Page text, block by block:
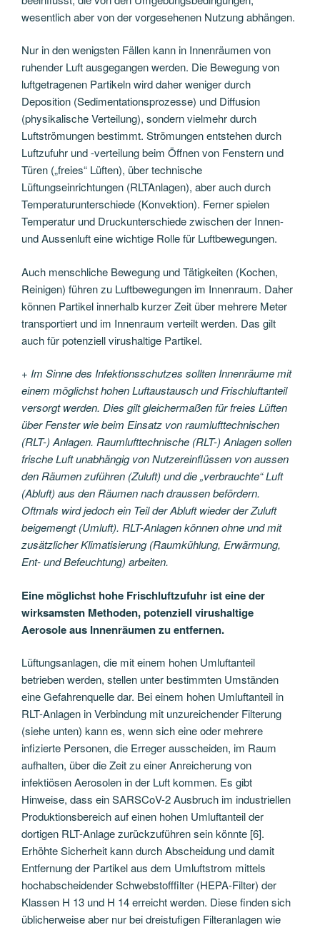
wesentlich aber von der vorgesehenen Nutzung abhängen.
Nur in den wenigsten Fällen kann in Innenräumen von
ruhender Luft ausgegangen werden. Die Bewegung von
luftgetragenen Partikeln wird daher weniger durch
Deposition (Sedimentationsprozesse) und Diffusion
(physikalische Verteilung), sondern vielmehr durch
Luftströmungen bestimmt. Strömungen entstehen durch
Luftzufuhr und -verteilung beim Öffnen von Fenstern und
Türen („freies“ Lüften), über technische
Lüftungseinrichtungen (RLTAnlagen), aber auch durch
Temperaturunterschiede (Konvektion). Ferner spielen
Temperatur und Druckunterschiede zwischen der Innen-
und Aussenluft eine wichtige Rolle für Luftbewegungen.
Auch menschliche Bewegung und Tätigkeiten (Kochen,
Reinigen) führen zu Luftbewegungen im Innenraum. Daher
können Partikel innerhalb kurzer Zeit über mehrere Meter
transportiert und im Innenraum verteilt werden. Das gilt
auch für potenziell virushaltige Partikel.
+ Im Sinne des Infektionsschutzes sollten Innenräume mit
einem möglichst hohen Luftaustausch und Frischluftanteil
versorgt werden. Dies gilt gleichermaßen für freies Lüften
über Fenster wie beim Einsatz von raumlufttechnischen
(RLT-) Anlagen. Raumlufttechnische (RLT-) Anlagen sollen
frische Luft unabhängig von Nutzereinflüssen vonaussen
den Räumen zuführen (Zuluft) und die „verbrauchte“ Luft
(Abluft) aus den Räumen nach draussen befördern.
Oftmals wird jedoch ein Teil der Abluft wieder der Zuluft
beigemengt (Umluft). RLT-Anlagen können ohne und mit
zusätzlicher Klimatisierung (Raumkühlung, Erwärmung,
Ent- und Befeuchtung) arbeiten.
Eine möglichst hohe Frischluftzufuhr ist eine der
wirksamsten Methoden, potenziell virushaltige
Aerosole aus Innenräumen zu entfernen.
Lüftungsanlagen, die mit einem hohen Umluftanteil
betrieben werden, stellen unter bestimmten Umständen
eine Gefahrenquelle dar. Bei einem hohen Umluftanteil in
RLT-Anlagen in Verbindung mit unzureichender Filterung
(siehe unten) kann es, wenn sich eine oder mehrere
infizierte Personen, die Erreger ausscheiden, im Raum
aufhalten, über die Zeit zu einer Anreicherung von
infektiösen Aerosolen in der Luft kommen. Es gibt
Hinweise, dass ein SARSCoV-2 Ausbruch im industriellen
Produktionsbereich auf einen hohen Umluftanteil der
dortigen RLT-Anlage zurückzuführen sein könnte [6].
Erhöhte Sicherheit kann durch Abscheidung und damit
Entfernung der Partikel aus dem Umluftstrom mittels
hochabscheidender Schwebstofffilter (HEPA-Filter) der
Klassen H 13 und H 14 erreicht werden. Diese finden sich
üblicherweise aber nur bei dreistufigen Filteranlagen wie